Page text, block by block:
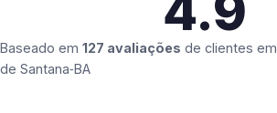
Baseado em 127 avaliações de clientes em
de Santana‑BA